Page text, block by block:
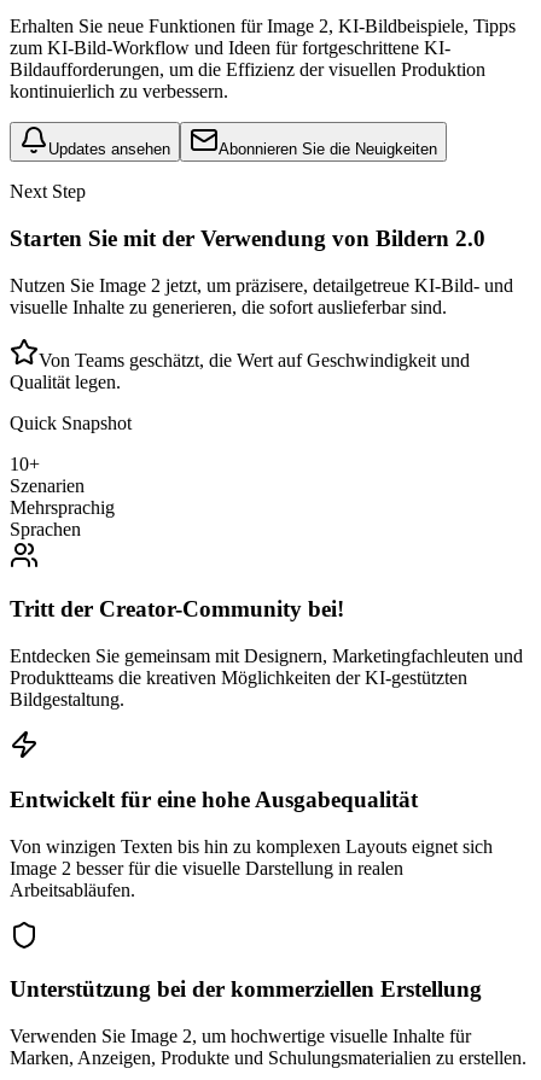
Erhalten Sie neue Funktionen für Image 2, KI-Bildbeispiele, Tipps
zum KI-Bild-Workflow und Ideen für fortgeschrittene KI-
Bildaufforderungen, um die Effizienz der visuellen Produktion
kontinuierlich zu verbessern.
Updates ansehen Abonnieren Sie die Neuigkeiten
Next Step
Starten Sie mit der Verwendung von Bildern 2.0
Nutzen Sie Image 2 jetzt, um präzisere, detailgetreue KI-Bild- und
visuelle Inhalte zu generieren, die sofort auslieferbar sind.
Von Teams geschätzt, die Wert auf Geschwindigkeit und
Qualität legen.
Quick Snapshot
10+
Szenarien
Mehrsprachig
Sprachen
Tritt der Creator-Community bei!
Entdecken Sie gemeinsam mit Designern, Marketingfachleuten und
Produktteams die kreativen Möglichkeiten der KI-gestützten
Bildgestaltung.
Entwickelt für eine hohe Ausgabequalität
Von winzigen Texten bis hin zu komplexen Layouts eignet sich
Image 2 besser für die visuelle Darstellung in realen
Arbeitsabläufen.
Unterstützung bei der kommerziellen Erstellung
Verwenden Sie Image 2, um hochwertige visuelle Inhalte für
Marken, Anzeigen, Produkte und Schulungsmaterialien zu erstellen.